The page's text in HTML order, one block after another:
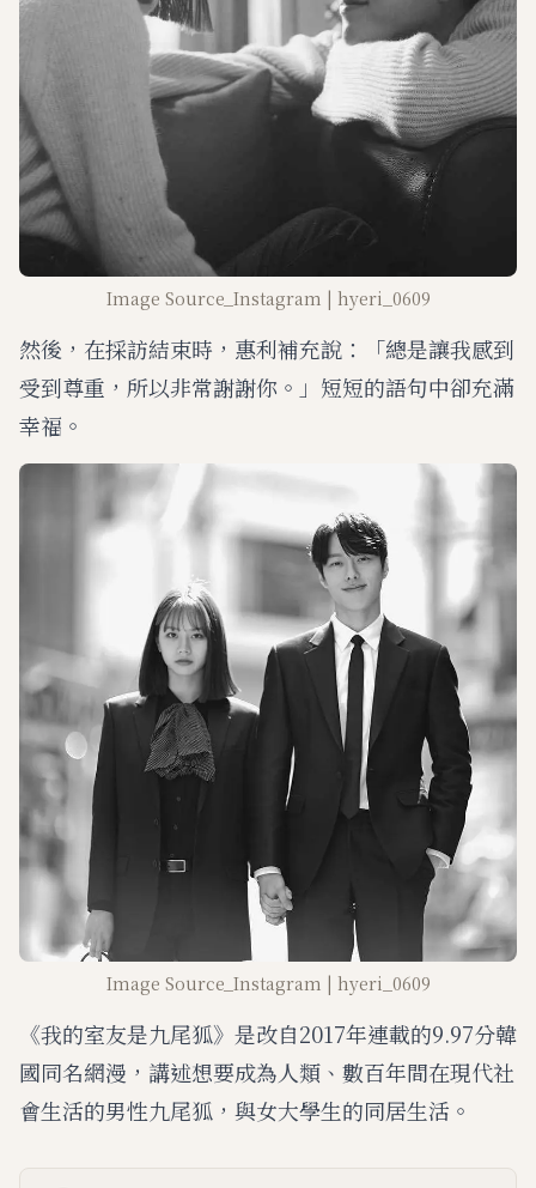
Image Source_Instagram | hyeri_0609
然後，在採訪結束時，惠利補充說：「總是讓我感到
受到尊重，所以非常謝謝你。」短短的語句中卻充滿
幸福。
Image Source_Instagram | hyeri_0609
《我的室友是九尾狐》是改自2017年連載的9.97分韓
國同名網漫，講述想要成為人類、數百年間在現代社
會生活的男性九尾狐，與女大學生的同居生活。